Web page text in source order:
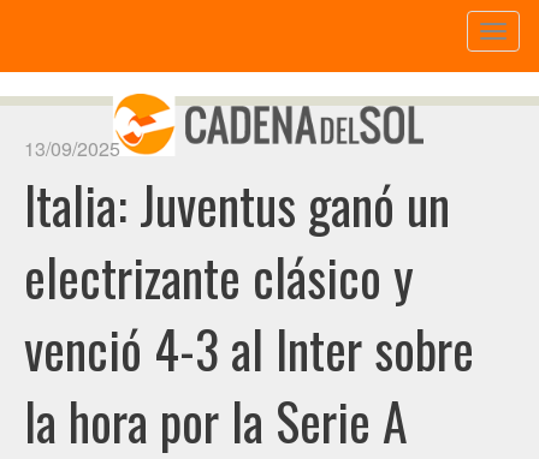
13/09/2025
Italia: Juventus ganó un
electrizante clásico y
venció 4-3 al Inter sobre
la hora por la Serie A